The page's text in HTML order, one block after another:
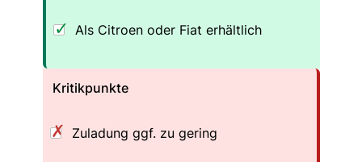
Als Citroen oder Fiat erhältlich
Kritikpunkte
Zuladung ggf. zu gering